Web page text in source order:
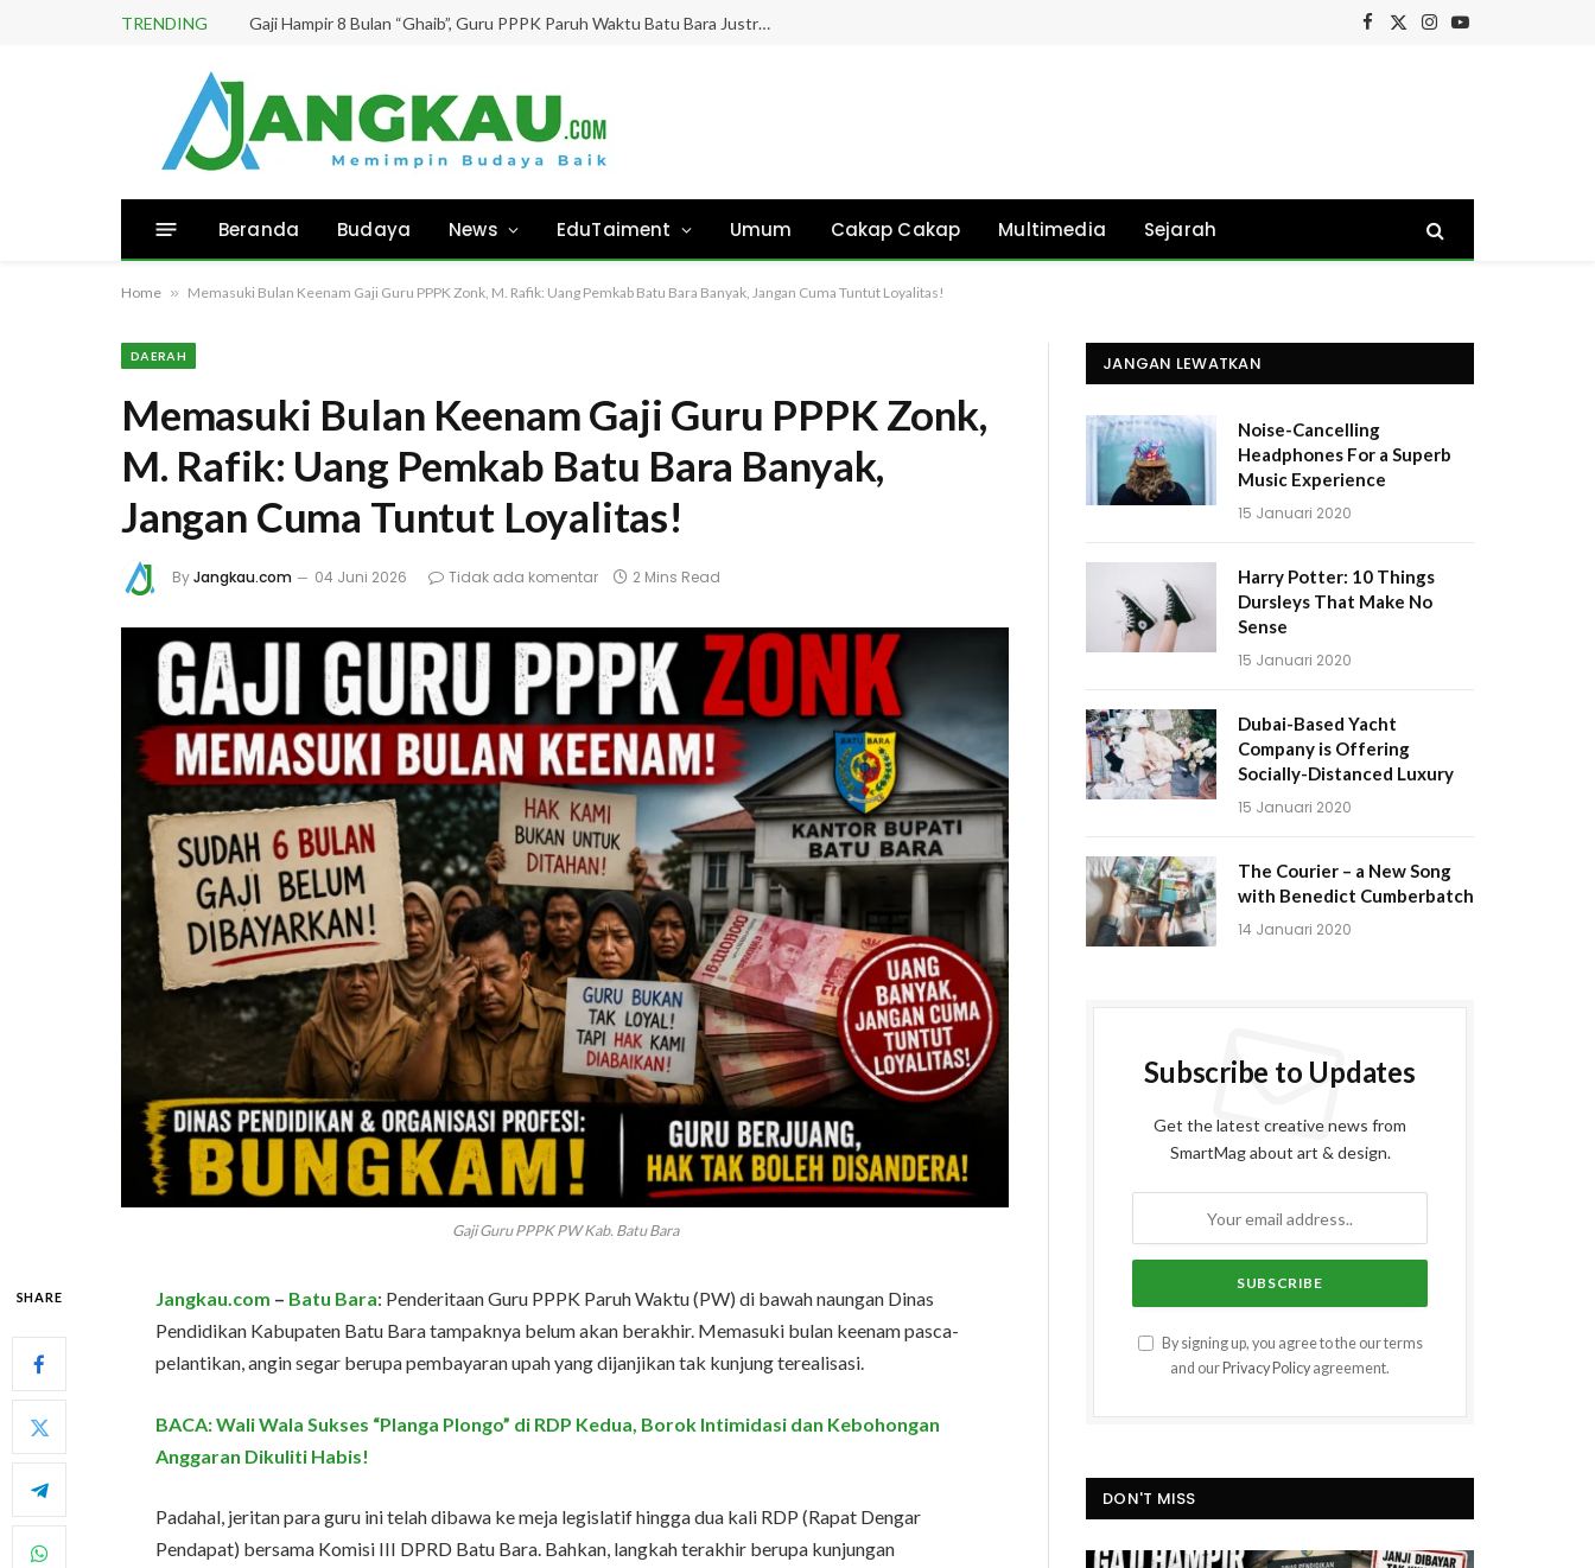
TRENDING Gaji Hampir 8 Bulan “Ghaib”, Guru PPPK Paruh Waktu Batu Bara Justru Didesak Asesmen Tanpa Kejelasan!
Facebook
X
Instagram
YouTube
Beranda Budaya News EduTaiment Umum Cakap Cakap Multimedia Sejarah
Home » Memasuki Bulan Keenam Gaji Guru PPPK Zonk, M. Rafik: Uang Pemkab Batu Bara Banyak, Jangan Cuma Tuntut Loyalitas!
DAERAH
Memasuki Bulan Keenam Gaji Guru PPPK Zonk,
M. Rafik: Uang Pemkab Batu Bara Banyak,
Jangan Cuma Tuntut Loyalitas!
ByJangkau.com 04 Juni 2026 Tidak ada komentar 2 Mins Read
Gaji Guru PPPK PW Kab. Batu Bara
SHARE Jangkau.com – Batu Bara: Penderitaan Guru PPPK Paruh Waktu (PW) di bawah naungan Dinas
Pendidikan Kabupaten Batu Bara tampaknya belum akan berakhir. Memasuki bulan keenam pasca-
pelantikan, angin segar berupa pembayaran upah yang dijanjikan tak kunjung terealisasi.
BACA: Wali Wala Sukses “Planga Plongo” di RDP Kedua, Borok Intimidasi dan Kebohongan
Anggaran Dikuliti Habis!
Padahal, jeritan para guru ini telah dibawa ke meja legislatif hingga dua kali RDP (Rapat Dengar
Pendapat) bersama Komisi III DPRD Batu Bara. Bahkan, langkah terakhir berupa kunjungan
JANGAN LEWATKAN
Noise-Cancelling
Headphones For a Superb
Music Experience
15 Januari 2020
Harry Potter: 10 Things
Dursleys That Make No
Sense
15 Januari 2020
Dubai-Based Yacht
Company is Offering
Socially-Distanced Luxury
15 Januari 2020
The Courier – a New Song
with Benedict Cumberbatch
14 Januari 2020
Subscribe to Updates
Get the latest creative news from
SmartMag about art & design.
By signing up, you agree to the our terms
and our Privacy Policy agreement.
DON'T MISS